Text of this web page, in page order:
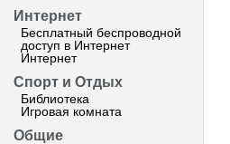
Интернет
Бесплатный беспроводной
доступ в Интернет
Интернет
Спорт и Отдых
Библиотека
Игровая комната
Общие